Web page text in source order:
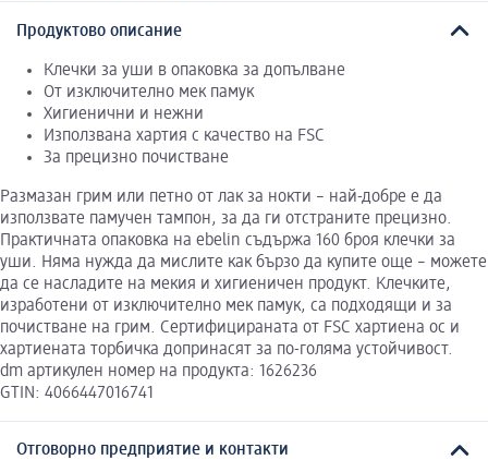
Продуктово описание
Клечки за уши в опаковка за допълване
От изключително мек памук
Хигиенични и нежни
Използвана хартия с качество на FSC
За прецизно почистване
Размазан грим или петно от лак за нокти – най-добре е да
използвате памучен тампон, за да ги отстраните прецизно.
Практичната опаковка на ebelin съдържа 160 броя клечки за
уши. Няма нужда да мислите как бързо да купите още – можете
да се насладите на мекия и хигиеничен продукт. Клечките,
изработени от изключително мек памук, са подходящи и за
почистване на грим. Сертифицираната от FSC хартиена ос и
хартиената торбичка допринасят за по-голяма устойчивост.
dm артикулен номер на продукта: 1626236
GTIN: 4066447016741
Отговорно предприятие и контакти